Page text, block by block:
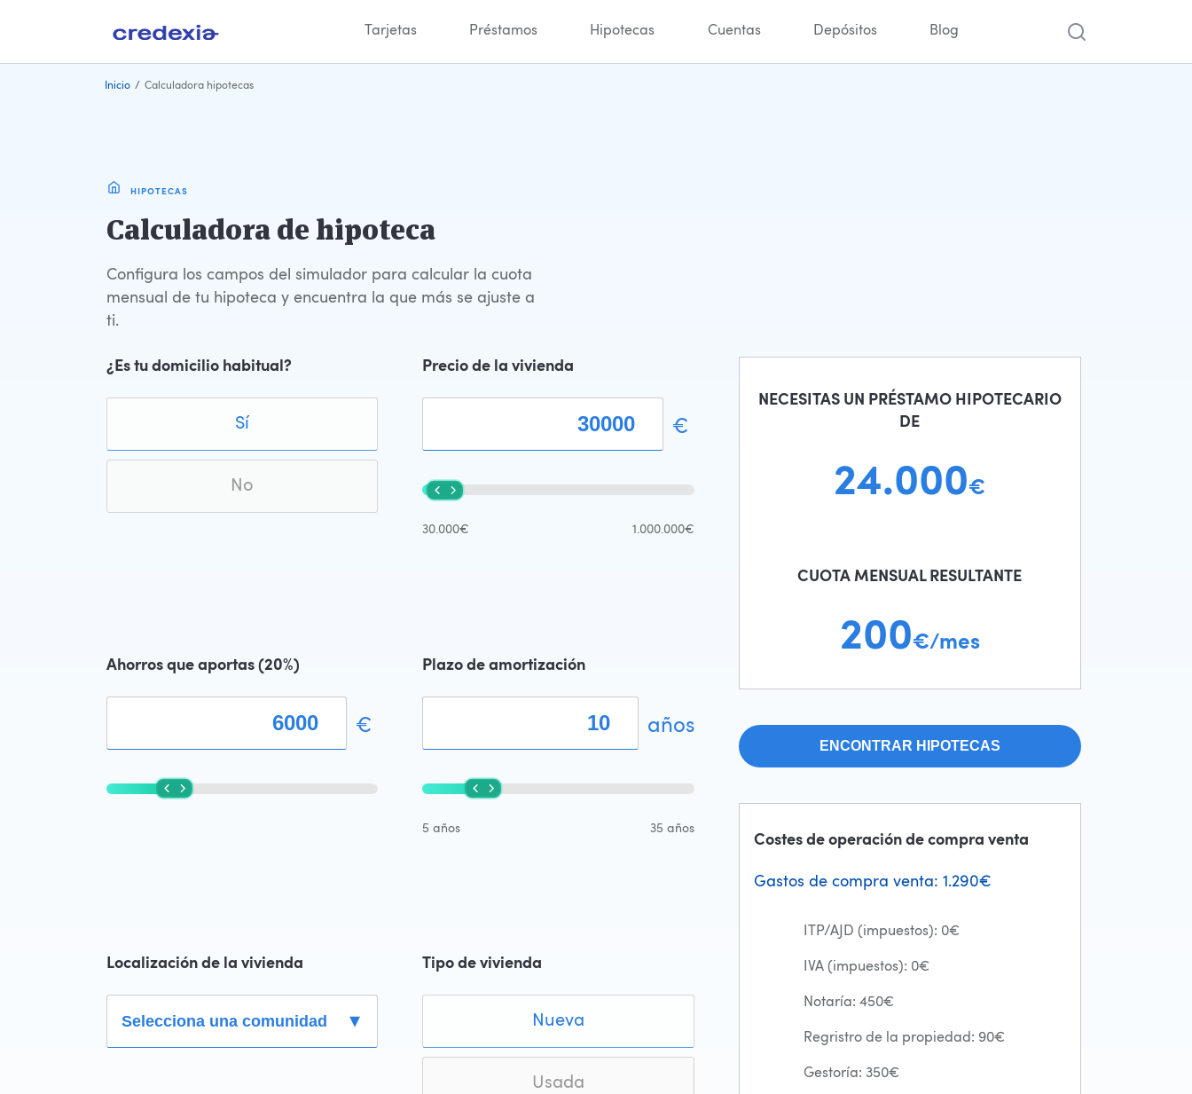
Tarjetas Préstamos Hipotecas Cuentas Depósitos Blog
Inicio / Calculadora hipotecas
HIPOTECAS
Calculadora de hipoteca
Configura los campos del simulador para calcular la cuota
mensual de tu hipoteca y encuentra la que más se ajuste a
ti.
¿Es tu domicilio habitual?
Sí
No
Precio de la vivienda
€
30.000€ 1.000.000€
Ahorros que aportas (20%)
€
vivienda. Si es domicilio habitual los bancos
suelen dar el 80% del valor de compra de la
Plazo de amortización
años
5 años 35 años
Localización de la vivienda Tipo de vivienda
Nueva
Usada
NECESITAS UN PRÉSTAMO HIPOTECARIO
DE
24.000€
CUOTA MENSUAL RESULTANTE
200€/mes
ENCONTRAR HIPOTECAS
Costes de operación de compra venta
Gastos de compra venta: 1.290€
ITP/AJD (impuestos): 0€
IVA (impuestos): 0€
Notaría: 450€
Regristro de la propiedad: 90€
Gestoría: 350€